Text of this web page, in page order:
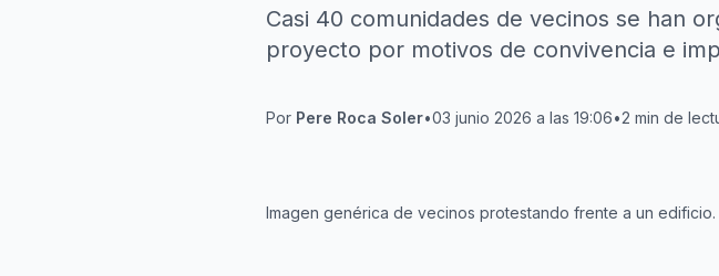
Casi 40 comunidades de vecinos se han
proyecto por motivos de convivencia e
Por Pere Roca Soler•03 junio 2026 a las 19:06•2 min de
Imagen genérica de vecinos protestando frente a un edificio.